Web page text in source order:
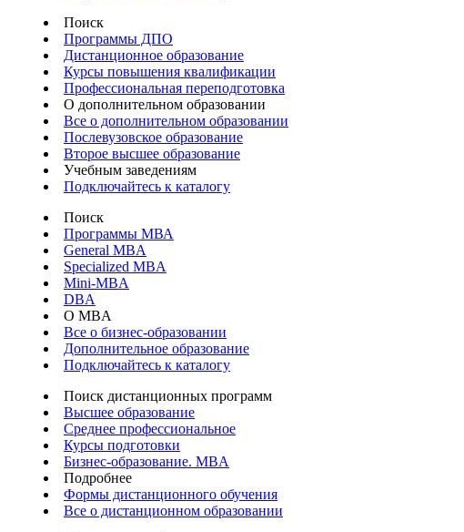
Поиск
Программы ДПО
Дистанционное образование
Курсы повышения квалификации
Профессиональная переподготовка
О дополнительном образовании
Все о дополнительном образовании
Послевузовское образование
Второе высшее образование
Учебным заведениям
Подключайтесь к каталогу
Поиск
Программы МВА
General MBA
Specialized MBA
Mini-MBA
DBA
О MBA
Все о бизнес-образовании
Дополнительное образование
Подключайтесь к каталогу
Поиск дистанционных программ
Высшее образование
Среднее профессиональное
Курсы подготовки
Бизнес-образование. MBA
Подробнее
Формы дистанционного обучения
Все о дистанционном образовании